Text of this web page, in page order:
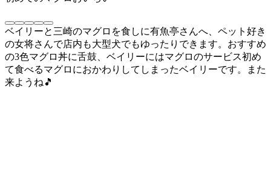
ベイリーと三崎のマグロを食しに有魚亭さんへ、ペット好き
の女将さんで店内も大型犬でもゆったりできます。おすすめ
の3色マグロ丼に舌鼓、ベイリーにはマグロのサービス初め
て食べるマグロにおかわりしてしまったベイリーです。また
来ようね🎵